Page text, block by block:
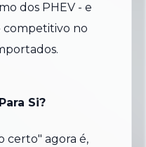
dos PHEV - e
competitivo no
Si?
certo" agora é,